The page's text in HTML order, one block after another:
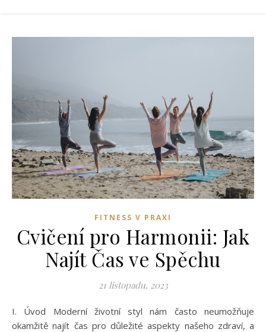
FITNESS V PRAXI
Cvičení pro Harmonii: Jak
Najít Čas ve Spěchu
21 listopadu, 2023
I. Úvod Moderní životní styl nám často neumožňuje
okamžitě najít čas pro důležité aspekty našeho zdraví, a